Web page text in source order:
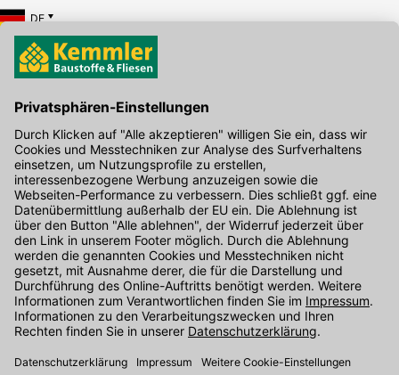
DE
Hier gibt's die kostenlose App
Kontakt
Unser Onlineshop Team ist montags bis freitags von 08:00 - 17:00
Uhr unter der Telefonnummer07071 / 151-151für Sie erreichbar.
Alternativ können Sie unser Kontaktformular nutzen.
Den Kontakt direkt in unsere Niederlassungen finden Sie